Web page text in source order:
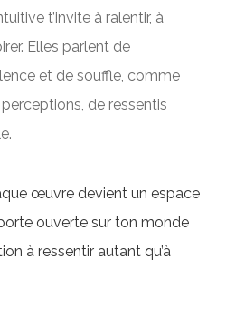
t’invite à ralentir, à
Elles parlent de
et de souffle, comme
de ressentis
œuvre devient un espace
ouverte sur ton monde
à ressentir autant qu’à